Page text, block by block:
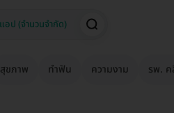
สุขภาพ ทำฟัน ความงาม รพ.